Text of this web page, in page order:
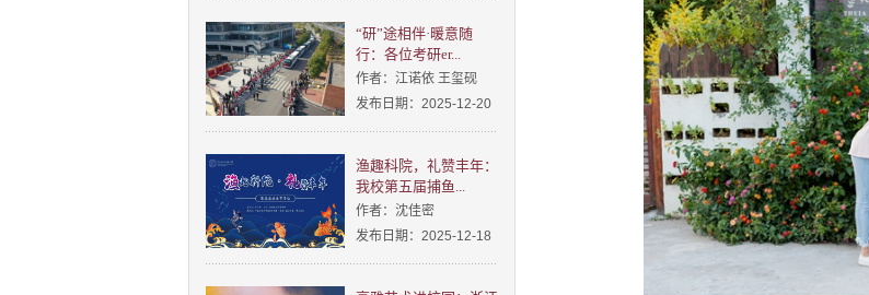
“研”途相伴·暖意随
行：各位考研er...
作者：江诺依 王玺砚
发布日期：2025-12-20
渔趣科院，礼赞丰年：
我校第五届捕鱼...
作者：沈佳密
发布日期：2025-12-18